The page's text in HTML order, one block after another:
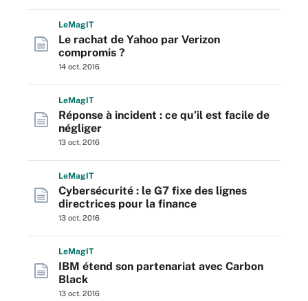
LeMagIT
Le rachat de Yahoo par Verizon
compromis ?
14 oct. 2016
LeMagIT
Réponse à incident : ce qu’il est facile de
négliger
13 oct. 2016
LeMagIT
Cybersécurité : le G7 fixe des lignes
directrices pour la finance
13 oct. 2016
LeMagIT
IBM étend son partenariat avec Carbon
Black
13 oct. 2016